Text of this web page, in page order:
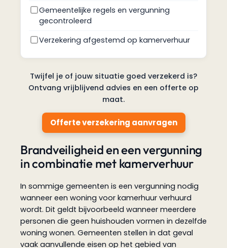
Gemeentelijke regels en vergunning
gecontroleerd
Verzekering afgestemd op kamerverhuur
Twijfel je of jouw situatie goed verzekerd is?
Ontvang vrijblijvend advies en een offerte op
maat.
Offerte verzekering aanvragen
Brandveiligheid en een vergunning
in combinatie met kamerverhuur
In sommige gemeenten is een vergunning nodig
wanneer een woning voor kamerhuur verhuurd
wordt. Dit geldt bijvoorbeeld wanneer meerdere
personen die geen huishouden vormen in dezelfde
woning wonen. Gemeenten stellen in dat geval
vaak aanvullende eisen op het gebied van